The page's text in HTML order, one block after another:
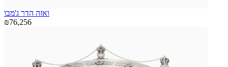
ואזה הדר ג'מבו
₪76,256